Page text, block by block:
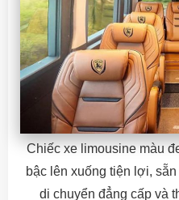
Chiếc xe limousine màu
bậc lên xuống tiện lợi,
di chuyển đẳng cấp và